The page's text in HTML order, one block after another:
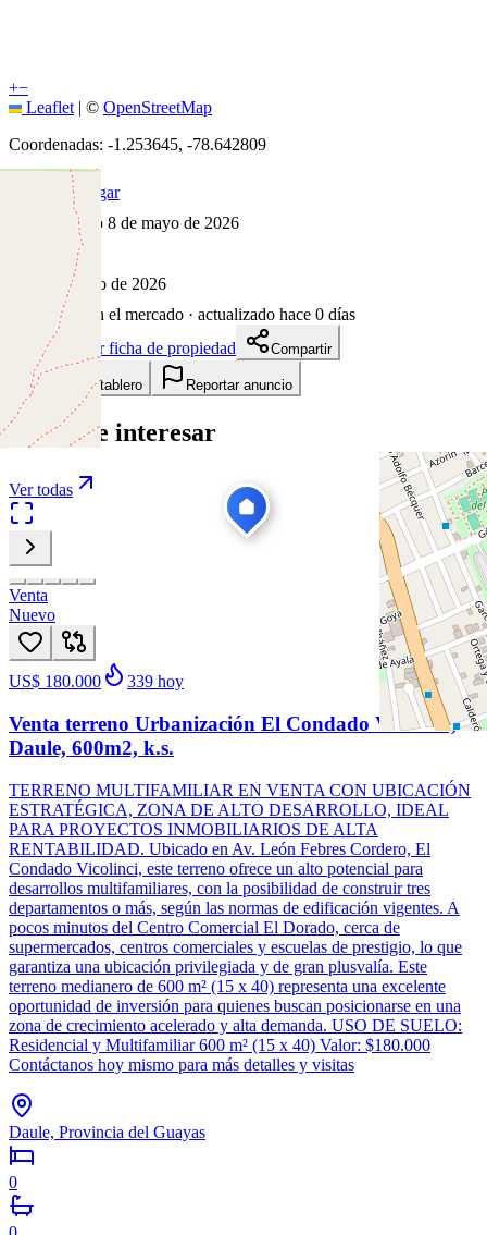
+−
Leaflet | © OpenStreetMap
Coordenadas: -1.253645, -78.642809
Cómo llegar
Publicado 8 de mayo de 2026
visitas
8 de mayo de 2026
días en el mercado · actualizado hace 0 días
Descargar ficha de propiedad
Compartir
Añadir a tablero Reportar anuncio
Te puede interesar
Ver todas
Venta
Nuevo
US$ 180.000 339 hoy
Venta terreno Urbanización El Condado Vicolinci,
Daule, 600m2, k.s.
TERRENO MULTIFAMILIAR EN VENTA CON UBICACIÓN
ESTRATÉGICA, ZONA DE ALTO DESARROLLO, IDEAL
PARA PROYECTOS INMOBILIARIOS DE ALTA
RENTABILIDAD. Ubicado en Av. León Febres Cordero, El
Condado Vicolinci, este terreno ofrece un alto potencial para
desarrollos multifamiliares, con la posibilidad de construir tres
departamentos o más, según las normas de edificación vigentes. A
pocos minutos del Centro Comercial El Dorado, cerca de
supermercados, centros comerciales y escuelas de prestigio, lo que
garantiza una ubicación privilegiada y de gran plusvalía. Este
terreno medianero de 600 m² (15 x 40) representa una excelente
oportunidad de inversión para quienes buscan posicionarse en una
zona de crecimiento acelerado y alta demanda. USO DE SUELO:
Residencial y Multifamiliar 600 m² (15 x 40) Valor: $180.000
Contáctanos hoy mismo para más detalles y visitas
Daule, Provincia del Guayas
0